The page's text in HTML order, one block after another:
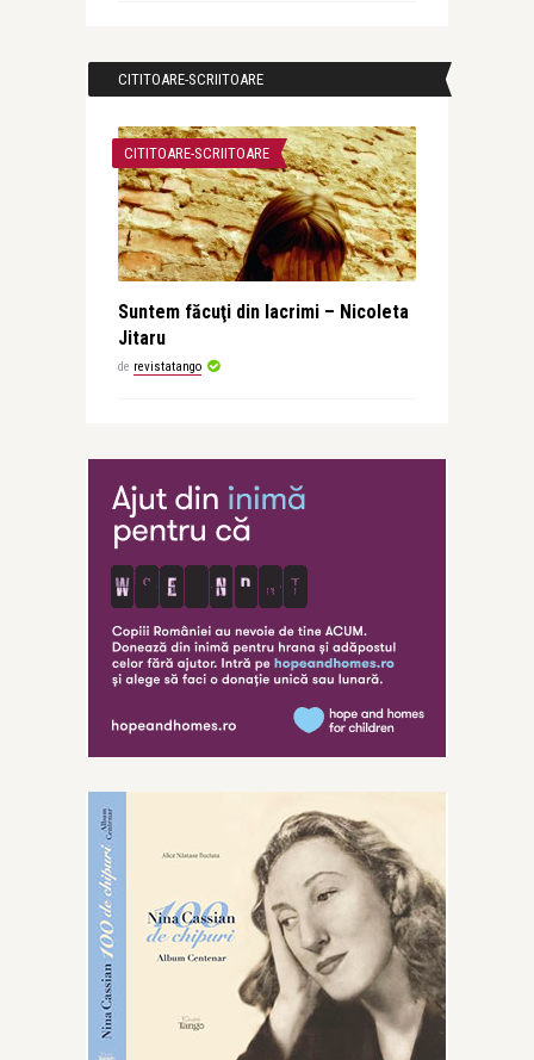
CITITOARE-SCRIITOARE
CITITOARE-SCRIITOARE
Suntem făcuţi din lacrimi – Nicoleta
Jitaru
de revistatango